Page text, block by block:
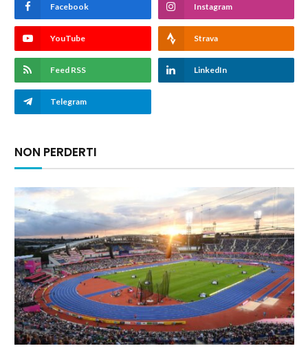
Facebook Instagram
YouTube Strava
Feed RSS LinkedIn
Telegram
NON PERDERTI